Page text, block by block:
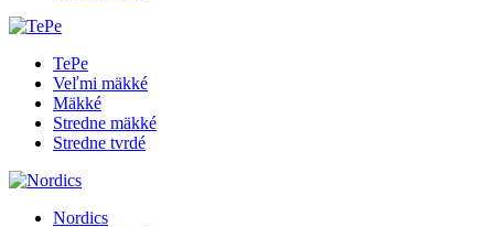
TePe
Veľmi mäkké
Mäkké
Stredne mäkké
Stredne tvrdé
Nordics